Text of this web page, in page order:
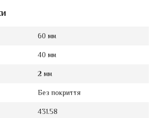
60 мм
40 мм
2 мм
Без покриття
431.58